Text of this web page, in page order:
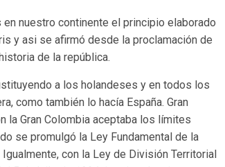
nuestro continente el principio elaborado
y asi se afirmó desde la proclamación de
de la república.
a los holandeses y en todos los
como también lo hacía España. Gran
la Gran Colombia aceptaba los límites
se promulgó la Ley Fundamental de la
con la Ley de División Territorial